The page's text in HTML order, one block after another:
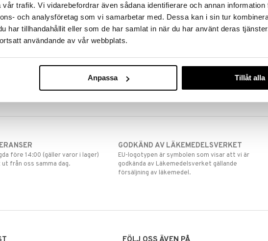
trafik. Vi vidarebefordrar även sådana identifierare och annan information
och analysföretag som vi samarbetar med. Dessa kan i sin tur
har tillhandahållit eller som de har samlat in när du har använt deras
användande av vår webbplats.
Anpassa Tillåt alla
före 14:00 (gäller varor i lager)
från oss samma dag.
GODKÄND AV LÄKEMEDELSVERKET
EU-logotypen är symbolen som visar att vi är
godkända av Läkemedelsverket gällande
försäljning av läkemedel.